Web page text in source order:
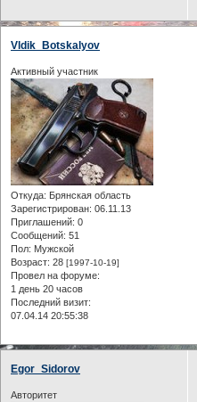
Vldik_Botskalyov
Активный участник
Откуда: Брянская область
Зарегистрирован: 06.11.13
Приглашений: 0
Сообщений: 51
Пол: Мужской
Возраст: 28 [1997-10-19]
Провел на форуме:
1 день 20 часов
Последний визит:
07.04.14 20:55:38
Egor_Sidorov
Авторитет